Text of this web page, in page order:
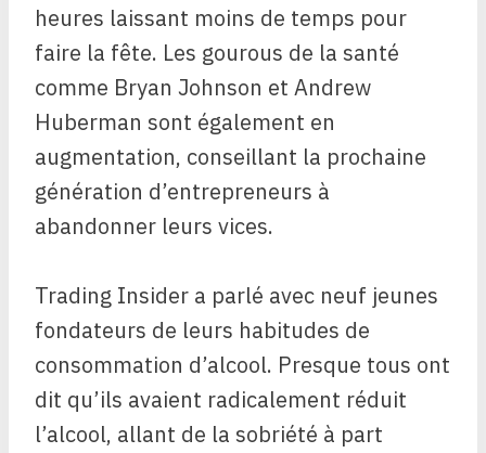
heures laissant moins de temps pour
faire la fête. Les gourous de la santé
comme Bryan Johnson et Andrew
Huberman sont également en
augmentation, conseillant la prochaine
génération d’entrepreneurs à
abandonner leurs vices.
Trading Insider a parlé avec neuf jeunes
fondateurs de leurs habitudes de
consommation d’alcool. Presque tous ont
dit qu’ils avaient radicalement réduit
l’alcool, allant de la sobriété à part